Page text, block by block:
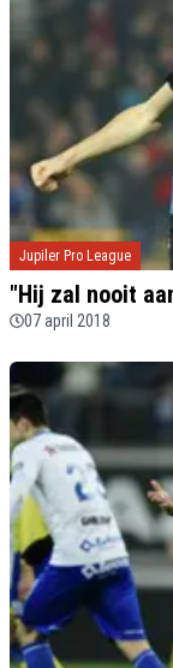
Jupiler Pro League
"Hij zal nooit
07 april 2018